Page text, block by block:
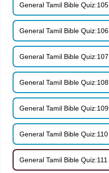
General Tamil Bible Quiz:105
General Tamil Bible Quiz:106
General Tamil Bible Quiz:107
General Tamil Bible Quiz:108
General Tamil Bible Quiz:109
General Tamil Bible Quiz:110
General Tamil Bible Quiz:111